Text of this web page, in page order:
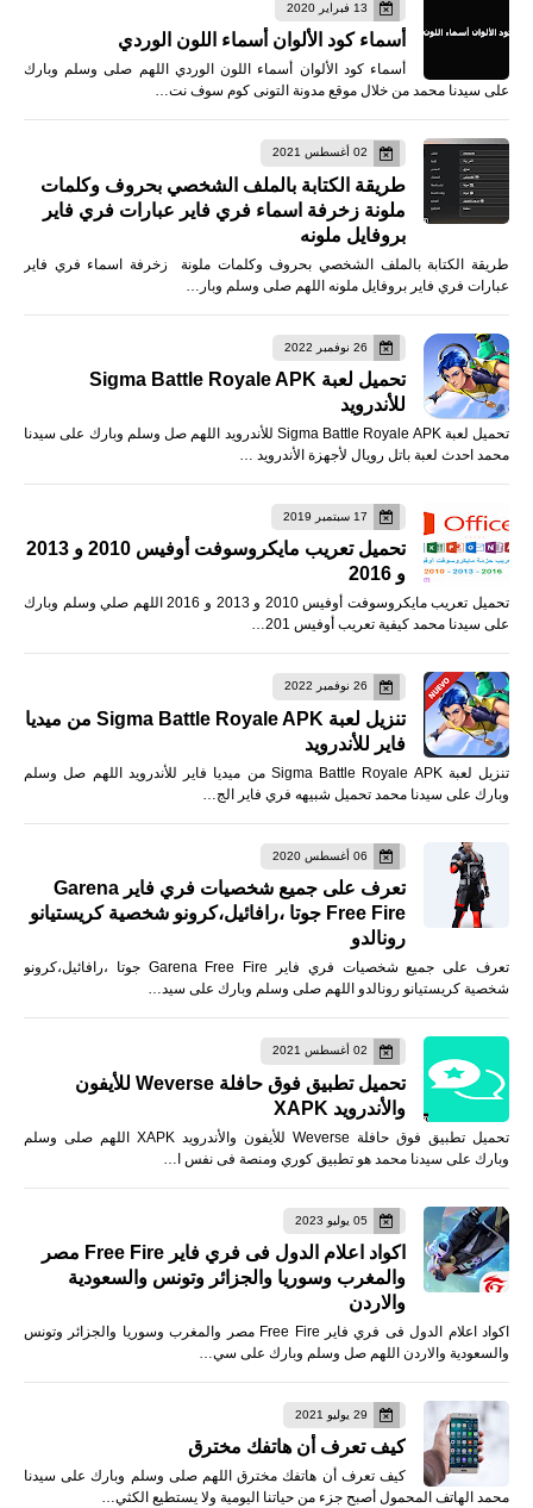
13 فبراير 2020
أسماء كود الألوان أسماء اللون الوردي
أسماء كود الألوان أسماء اللون الوردي اللهم صلى وسلم وبارك
على سيدنا محمد من خلال موقع مدونة التونى كوم سوف نت…
02 أغسطس 2021
طريقة الكتابة بالملف الشخصي بحروف وكلمات
ملونة زخرفة اسماء فري فاير عبارات فري فاير
بروفايل ملونه
طريقة الكتابة بالملف الشخصي بحروف وكلمات ملونة زخرفة اسماء فري فاير
عبارات فري فاير بروفايل ملونه اللهم صلى وسلم وبار…
26 نوفمبر 2022
تحميل لعبة Sigma Battle Royale APK
للأندرويد
تحميل لعبة Sigma Battle Royale APK للأندرويد اللهم صل وسلم وبارك على سيدنا
محمد احدث لعبة باتل رويال لأجهزة الأندرويد …
17 سبتمبر 2019
تحميل تعريب مايكروسوفت أوفيس 2010 و 2013
و 2016
تحميل تعريب مايكروسوفت أوفيس 2010 و 2013 و 2016 اللهم صلي وسلم وبارك
على سيدنا محمد كيفية تعريب أوفيس 201…
26 نوفمبر 2022
تنزيل لعبة Sigma Battle Royale APK من ميديا
فاير للأندرويد
تنزيل لعبة Sigma Battle Royale APK من ميديا فاير للأندرويد اللهم صل وسلم
وبارك على سيدنا محمد تحميل شبيهه فري فاير الج…
06 أغسطس 2020
تعرف على جميع شخصيات فري فاير Garena
Free Fire جوتا ،رافائيل،كرونو شخصية كريستيانو
رونالدو
تعرف على جميع شخصيات فري فاير Garena Free Fire جوتا ،رافائيل،كرونو
شخصية كريستيانو رونالدو اللهم صلى وسلم وبارك على سيد…
02 أغسطس 2021
تحميل تطبيق فوق حافلة Weverse للأيفون
والأندرويد XAPK
تحميل تطبيق فوق حافلة Weverse للأيفون والأندرويد XAPK اللهم صلى وسلم
وبارك على سيدنا محمد هو تطبيق كوري ومنصة فى نفس ا…
05 يوليو 2023
اكواد اعلام الدول فى فري فاير Free Fire مصر
والمغرب وسوريا والجزائر وتونس والسعودية
والاردن
اكواد اعلام الدول فى فري فاير Free Fire مصر والمغرب وسوريا والجزائر وتونس
والسعودية والاردن اللهم صل وسلم وبارك على سي…
29 يوليو 2021
كيف تعرف أن هاتفك مخترق
كيف تعرف أن هاتفك مخترق اللهم صلى وسلم وبارك على سيدنا
محمد الهاتف المحمول أصبح جزء من حياتنا اليومية ولا يستطيع الكثي…